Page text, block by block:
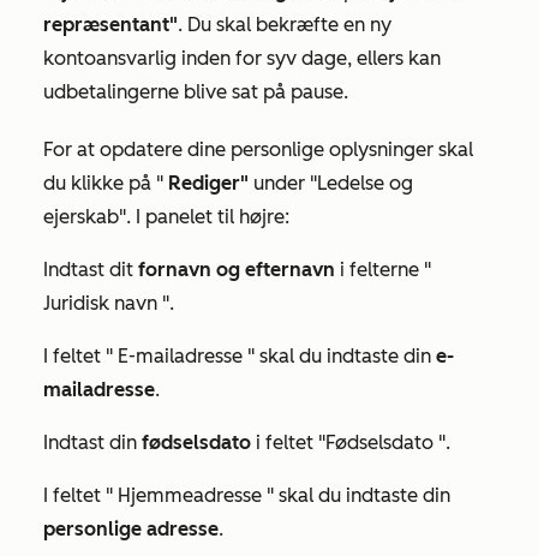
repræsentant". Du skal bekræfte en ny
kontoansvarlig inden for syv dage, ellers kan
udbetalingerne blive sat på pause.
For at opdatere dine personlige oplysninger skal
du klikke på " Rediger" under "Ledelse og
ejerskab". I panelet til højre:
Indtast dit fornavn og efternavn i felterne "
Juridisk navn ".
I feltet " E-mailadresse " skal du indtaste din e-
mailadresse.
Indtast din fødselsdato i feltet "Fødselsdato ".
I feltet " Hjemmeadresse " skal du indtaste din
personlige adresse.